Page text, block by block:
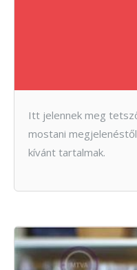
Itt jelennek meg
mostani
kívánt tartalmak.